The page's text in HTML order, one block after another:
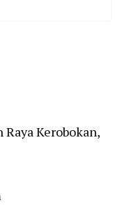
Raya Kerobokan,